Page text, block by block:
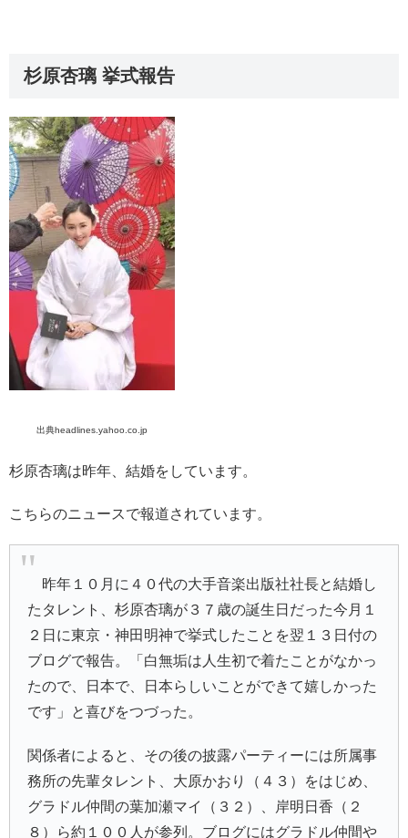
杉原杏璃 挙式報告
出典headlines.yahoo.co.jp
杉原杏璃は昨年、結婚をしています。
こちらのニュースで報道されています。
昨年１０月に４０代の大手音楽出版社社長と結婚し
たタレント、杉原杏璃が３７歳の誕生日だった今月１
２日に東京・神田明神で挙式したことを翌１３日付の
ブログで報告。「白無垢は人生初で着たことがなかっ
たので、日本で、日本らしいことができて嬉しかった
です」と喜びをつづった。
関係者によると、その後の披露パーティーには所属事
務所の先輩タレント、 大原かおり
（４３）をはじめ、
グラドル仲間の葉加瀬マイ （３２）、 岸明日香 （２
８）ら約１００人が参列。ブログにはグラドル仲間や